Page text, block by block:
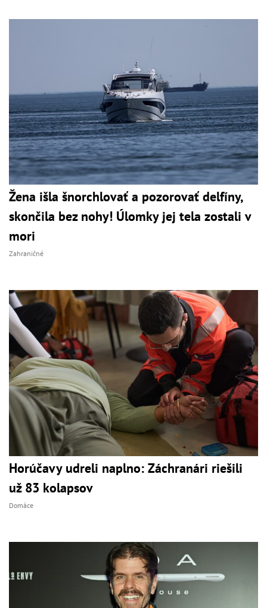
Žena išla šnorchlovať a pozorovať delfíny,
skončila bez nohy! Úlomky jej tela zostali v
mori
Zahraničné
Horúčavy udreli naplno: Záchranári riešili
už 83 kolapsov
Domáce